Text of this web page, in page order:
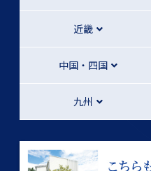
近畿
中国・四国
九州